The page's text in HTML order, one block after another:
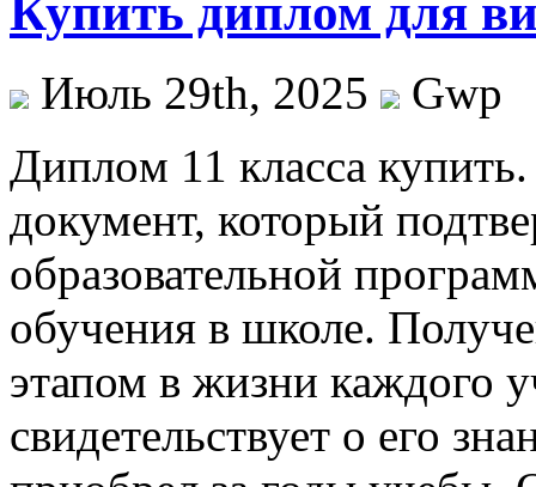
Купить диплом для
Июль 29th, 2025
Gwp
Диплoм 11 клaссa
документ, который
образовательной
обучения в школе.
этапом в жизни каждого
свидетельствует о его